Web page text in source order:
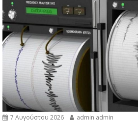
7 Αυγούστου 2026 admin admin